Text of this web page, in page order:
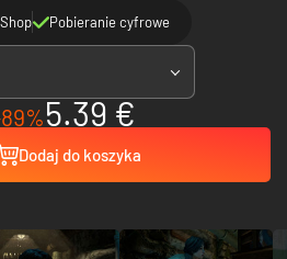
Pobieranie cyfrowe
5.39 €
Dodaj do koszyka